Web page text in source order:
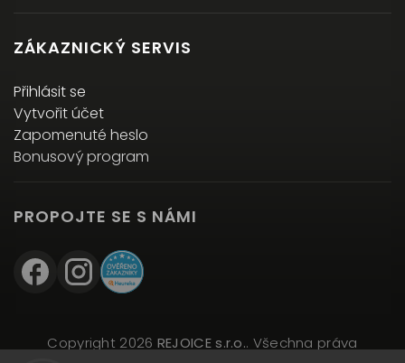
ZÁKAZNICKÝ SERVIS
Přihlásit se
Vytvořit účet
Zapomenuté heslo
Bonusový program
PROPOJTE SE S NÁMI
Copyright 2026 REJOICE s.r.o.. Všechna práva